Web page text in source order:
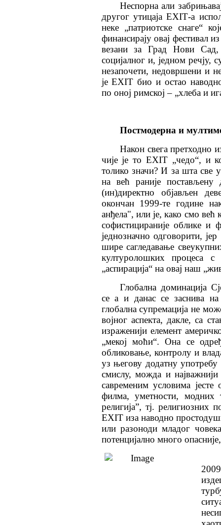
Неспорна али
другог утицаја ЕXIТ-а
неке „патриотске снаге“
финансирају овај фестивал
везани за Град Нови Сад,
социјалног и, једном речју,
незапочети, недовршени и
је ЕXIТ био и остао наводно
по оној римској – „хлеба и
Постмодерна и
Након свега претходно
чије је то ЕXIТ „чедо“, и
толико значи? И за шта све
на већ раније
(ин)директно објављен
окончан 1999-те године
анђела", или је, како смо
софистицираније облике и
једнозначно одговорити,
шире сагледавање
културолошких процеса
„аспирација“ на овај наш
Глобална доминација
се а и данас се заснива
глобална супремација не
војног аспекта, дакле, са
израженији елемент
„мекој моћи“. Она се
обликовање, контролу и
уз његову додатну
смислу, можда и
савременим условима
филма, уметности, модних
религија”, тј.
ЕXIТ иза наводно
или разоноди младог
потенцијално много